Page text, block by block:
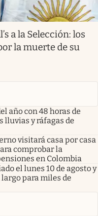
a la Selección: los
la muerte de su
año con 48 horas de
lluvias y ráfagas de
visitará casa por casa
comprobar la
en Colombia
el lunes 10 de agosto y
para miles de